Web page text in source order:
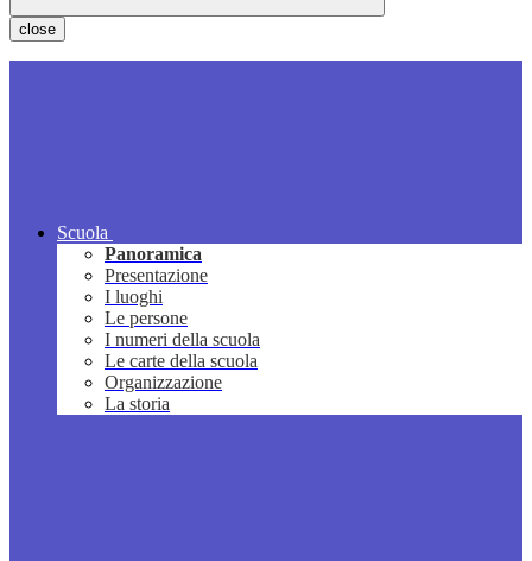
close
Scuola
Panoramica
Presentazione
I luoghi
Le persone
I numeri della scuola
Le carte della scuola
Organizzazione
La storia